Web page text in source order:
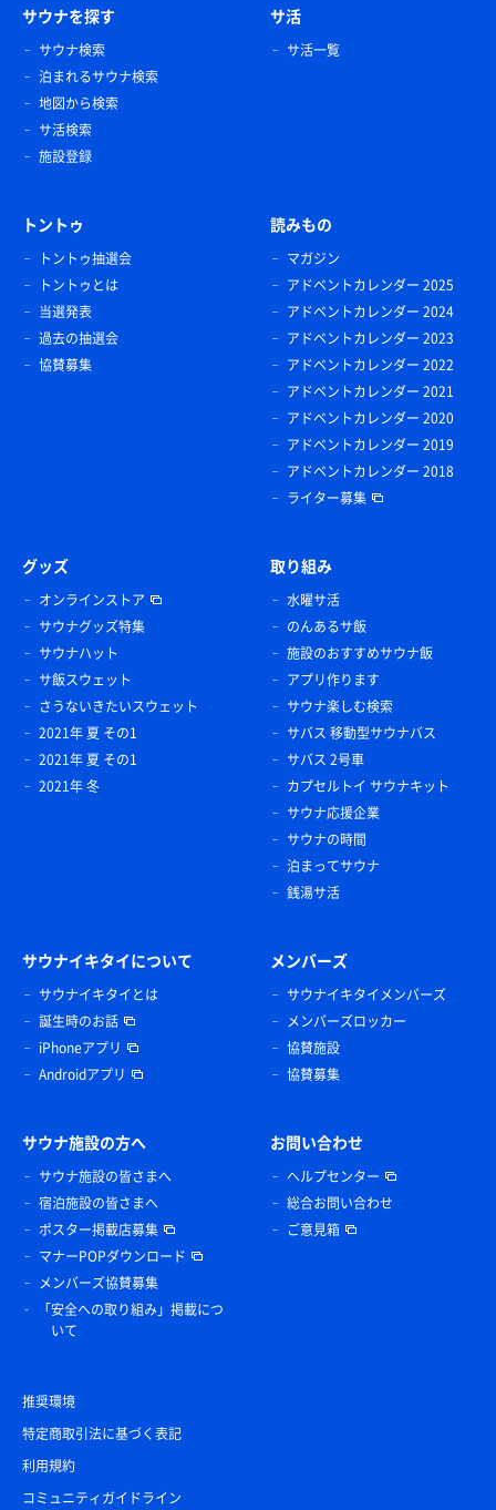
サウナを探す
サウナ検索
泊まれるサウナ検索
地図から検索
サ活検索
施設登録
サ活
サ活一覧
トントゥ
トントゥ抽選会
トントゥとは
当選発表
過去の抽選会
協賛募集
読みもの
マガジン
アドベントカレンダー 2025
アドベントカレンダー 2024
アドベントカレンダー 2023
アドベントカレンダー 2022
アドベントカレンダー 2021
アドベントカレンダー 2020
アドベントカレンダー 2019
アドベントカレンダー 2018
ライター募集
グッズ
オンラインストア
サウナグッズ特集
サウナハット
サ飯スウェット
さうないきたいスウェット
2021年 夏 その1
2021年 夏 その1
2021年 冬
取り組み
水曜サ活
のんあるサ飯
施設のおすすめサウナ飯
アプリ作ります
サウナ楽しむ検索
サバス 移動型サウナバス
サバス 2号車
カプセルトイ サウナキット
サウナ応援企業
サウナの時間
泊まってサウナ
銭湯サ活
サウナイキタイについて
サウナイキタイとは
誕生時のお話
iPhoneアプリ
Androidアプリ
メンバーズ
サウナイキタイメンバーズ
メンバーズロッカー
協賛施設
協賛募集
サウナ施設の方へ
サウナ施設の皆さまへ
宿泊施設の皆さまへ
ポスター掲載店募集
マナーPOPダウンロード
メンバーズ協賛募集
「安全への取り組み」掲載につ
いて
お問い合わせ
ヘルプセンター
総合お問い合わせ
ご意見箱
推奨環境
特定商取引法に基づく表記
利用規約
コミュニティガイドライン